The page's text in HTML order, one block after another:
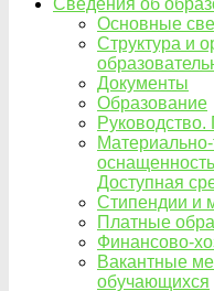
Сведения об
Основные
Структура и
Документы
Образование
Руководство.
Доступная
Стипендии и
Платные
Финансово-
Вакантные
обучающихся